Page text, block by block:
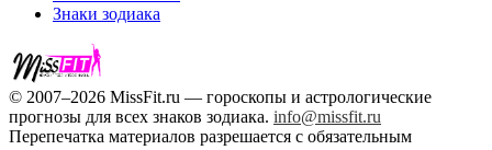
Знаки зодиака
© 2007–2026 MissFit.ru — гороскопы и астрологические
прогнозы для всех знаков зодиака. info@missfit.ru
Перепечатка материалов разрешается с обязательным